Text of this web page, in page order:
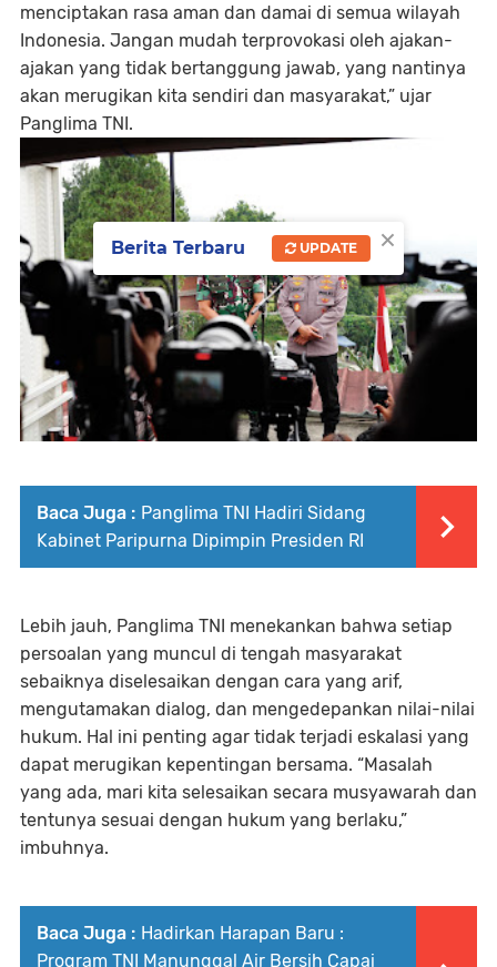
menciptakan rasa aman dan damai di semua wilayah
Indonesia. Jangan mudah terprovokasi oleh ajakan-
ajakan yang tidak bertanggung jawab, yang nantinya
akan merugikan kita sendiri dan masyarakat,” ujar
Panglima TNI.
Baca Juga : Panglima TNI Hadiri Sidang
Kabinet Paripurna Dipimpin Presiden RI
Lebih jauh, Panglima TNI menekankan bahwa setiap
persoalan yang muncul di tengah masyarakat
sebaiknya diselesaikan dengan cara yang arif,
mengutamakan dialog, dan mengedepankan nilai-nilai
hukum. Hal ini penting agar tidak terjadi eskalasi yang
dapat merugikan kepentingan bersama. “Masalah
yang ada, mari kita selesaikan secara musyawarah dan
tentunya sesuai dengan hukum yang berlaku,”
imbuhnya.
Baca Juga : Hadirkan Harapan Baru :
Program TNI Manunggal Air Bersih Capai
×
Berita Terbaru UPDATE